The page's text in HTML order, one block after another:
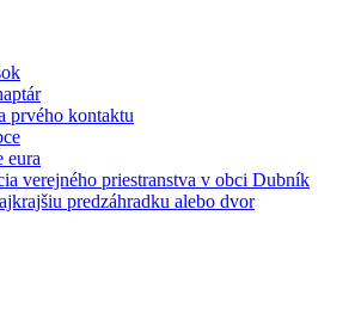
prvého kontaktu
eura
verejného priestranstva v obci Dubník
predzáhradku alebo dvor